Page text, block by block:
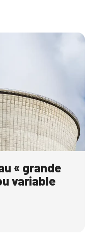
« grande
variable